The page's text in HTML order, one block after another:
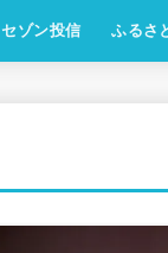
セゾン投信 ふるさ